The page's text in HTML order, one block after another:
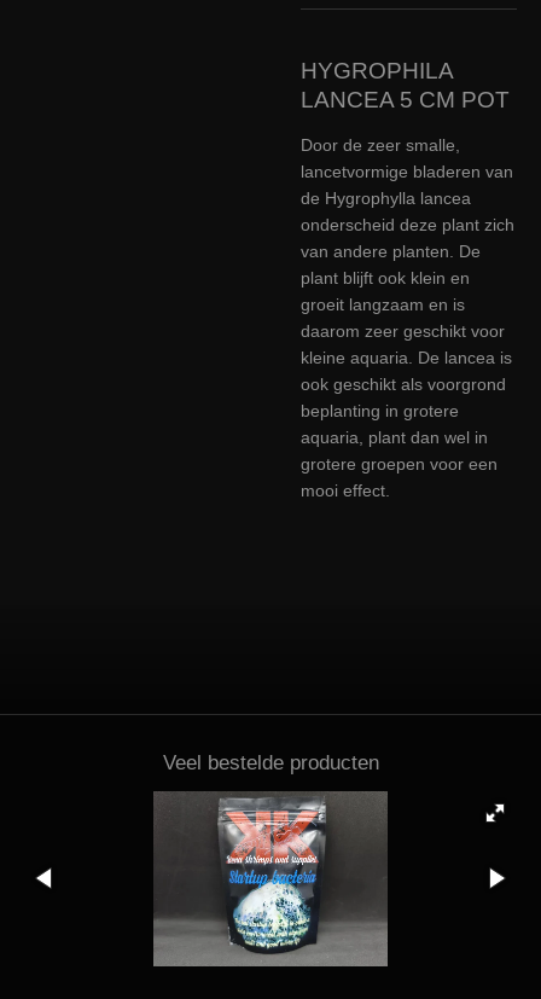
HYGROPHILA
LANCEA 5 CM POT
Door de zeer smalle,
lancetvormige bladeren van
de Hygrophylla lancea
onderscheid deze plant zich
van andere planten. De
plant blijft ook klein en
groeit langzaam en is
daarom zeer geschikt voor
kleine aquaria. De lancea is
ook geschikt als voorgrond
beplanting in grotere
aquaria, plant dan wel in
grotere groepen voor een
mooi effect.
Veel bestelde producten